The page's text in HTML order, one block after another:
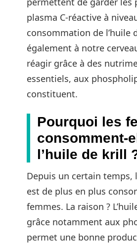
plasma C-réactive à
consommation de l’huile
également à notre
réagir grâce à des
essentiels, aux
constituent.
Pourquoi les
consomment-
l’huile de krill
Depuis un certain temps,
est de plus en plus
femmes. La raison ?
grâce notamment aux
permet une bonne